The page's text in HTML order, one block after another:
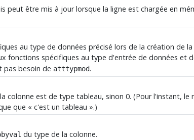
peut être mis à jour lorsque la ligne est chargée en
au type de données précisé lors de la création de
fonctions spécifiques au type d'entrée de données et
pas besoin de atttypmod.
colonne est de type tableau, sinon 0. (Pour l'instant,
que «c'est un tableau ».)
du type de la colonne.